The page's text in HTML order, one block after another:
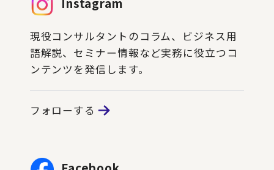
現役コンサルタントのコラム、ビジネス用
語解説、セミナー情報など実務に役立つコ
ンテンツを発信します。
フォローする